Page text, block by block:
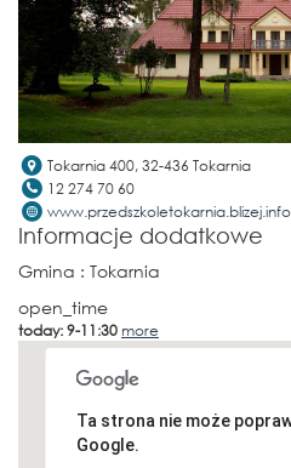
Tokarnia 400, 32-436 Tokarnia
12 274 70 60
www.przedszkoletokarnia.blizej.info
Informacje dodatkowe
Gmina : Tokarnia
open_time
today: 9-11:30 more
Ta strona nie może
Google.